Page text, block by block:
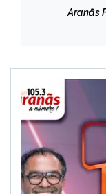
Aranãs